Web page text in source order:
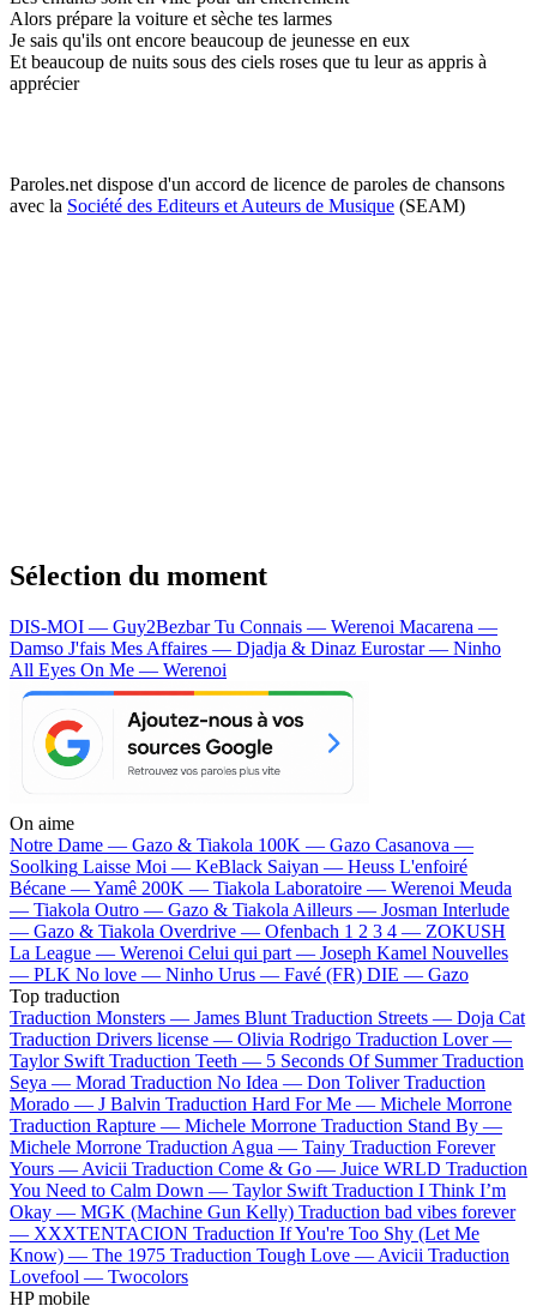
Alors prépare la voiture et sèche tes larmes
Je sais qu'ils ont encore beaucoup de jeunesse en eux
Et beaucoup de nuits sous des ciels roses que tu leur as appris à
apprécier
Paroles.net dispose d'un accord de licence de paroles de chansons
avec la Société des Editeurs et Auteurs de Musique (SEAM)
Sélection du moment
DIS-MOI — Guy2BezbarTu Connais — Werenoi Macarena —
Damso J'fais Mes Affaires — Djadja & Dinaz Eurostar — Ninho
All Eyes On Me — Werenoi
On aime
Notre Dame — Gazo & Tiakola 100K — Gazo Casanova —
Soolking Laisse Moi — KeBlack Saiyan — Heuss L'enfoiré
Bécane —Yamê 200K — Tiakola Laboratoire — Werenoi Meuda
— Tiakola Outro — Gazo & Tiakola Ailleurs — Josman Interlude
— Gazo & Tiakola Overdrive — Ofenbach 1 2 3 4 — ZOKUSH
La League — Werenoi Celui qui part — Joseph Kamel Nouvelles
— PLK No love — Ninho Urus — Favé (FR) DIE — Gazo
Top traduction
Traduction Monsters — James Blunt Traduction Streets — Doja Cat
Traduction Drivers license — Olivia Rodrigo Traduction Lover —
Taylor Swift Traduction Teeth — 5 Seconds Of Summer Traduction
Seya — Morad Traduction No Idea — Don Toliver Traduction
Morado — J Balvin Traduction Hard For Me — Michele Morrone
Traduction Rapture — Michele Morrone Traduction Stand By —
Michele Morrone Traduction Agua — Tainy Traduction Forever
Yours — Avicii Traduction Come & Go — Juice WRLD Traduction
You Need to Calm Down — Taylor Swift Traduction I Think I’m
Okay — MGK (Machine Gun Kelly) Traduction bad vibes forever
— XXXTENTACION Traduction If You're Too Shy (Let Me
Know) — The 1975 Traduction Tough Love — Avicii Traduction
Lovefool — Twocolors
HP mobile